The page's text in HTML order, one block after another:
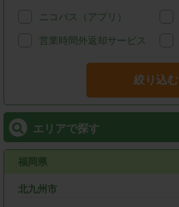
ニコパス（アプリ）
営業時間外返却サービス
絞り込む
エリアで探す
福岡県
北九州市